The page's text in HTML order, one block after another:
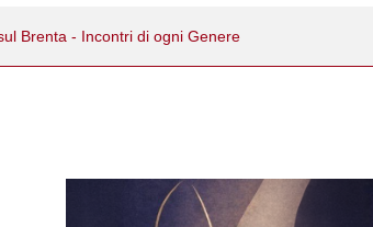
Brenta - Incontri di ogni Genere